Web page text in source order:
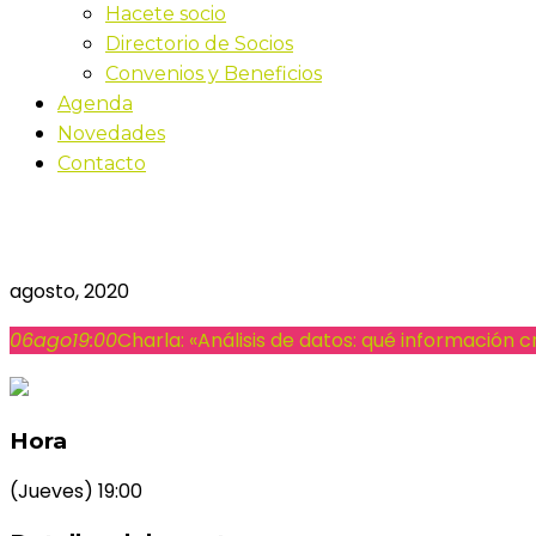
Hacete socio
Directorio de Socios
Convenios y Beneficios
Agenda
Novedades
Contacto
agosto, 2020
06ago19:00Charla: «Análisis de datos: qué información
Hora
(Jueves) 19:00